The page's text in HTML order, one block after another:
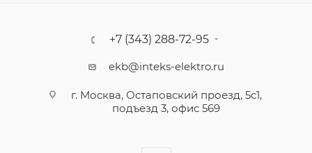
+7 (343) 288-72-95
ekb@inteks-elektro.ru
г. Москва, Остаповский проезд, 5с1,
подъезд 3, офис 569